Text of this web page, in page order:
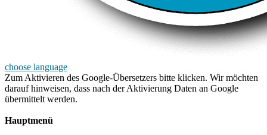
choose language
Zum Aktivieren des Google-Übersetzers bitte klicken. Wir möchten
darauf hinweisen, dass nach der Aktivierung Daten an Google
übermittelt werden.
Hauptmenü